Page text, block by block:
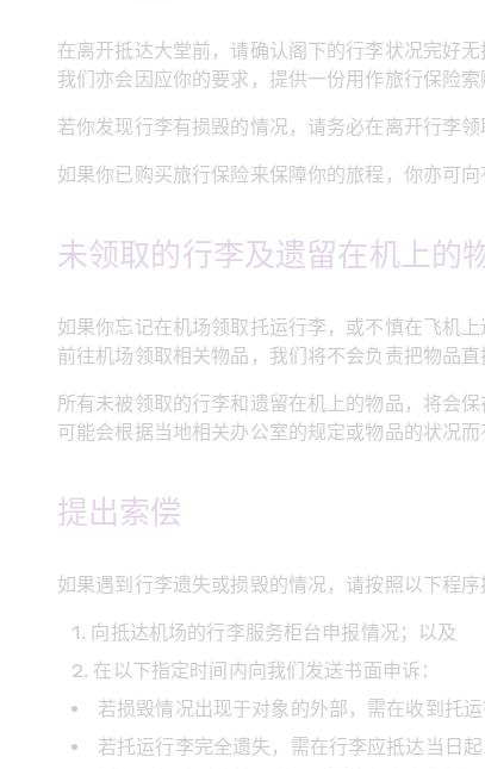
在离开抵达大堂前，请确认阁下的行李状况完好
我们亦会因应你的要求，提供一份用作旅行保险索
若你发现行李有损毁的情况，请务必在离开行李
如果你已购买旅行保险来保障你的旅程，你亦可
未领取的行李及遗留在机上的
如果你忘记在机场领取托运行李，或不慎在飞机
前往机场领取相关物品，我们将不会负责把物品直
所有未被领取的行李和遗留在机上的物品，将会
可能会根据当地相关办公室的规定或物品的状况而
提出索偿
如果遇到行李遗失或损毁的情况，请按照以下程序
向抵达机场的行李服务柜台申报情况；以及
在以下指定时间内向我们发送书面申诉：
若损毁情况出现于对象的外部，需在收到托运
若托运行李完全遗失，需在行李应抵达当日